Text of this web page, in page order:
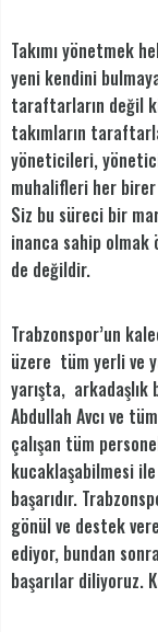
Takımı yönetmek
yeni kendini
taraftarların değil
takımların
yöneticileri,
muhalifleri her
Siz bu süreci bir
inanca sahip
de değildir.
Trabzonspor’un
üzere tüm yerli ve
yarışta, arkadaşlık
Abdullah Avcı ve
çalışan tüm
kucaklaşabilmesi
başarıdır.
gönül ve destek
ediyor, bundan
başarılar diliyoruz.